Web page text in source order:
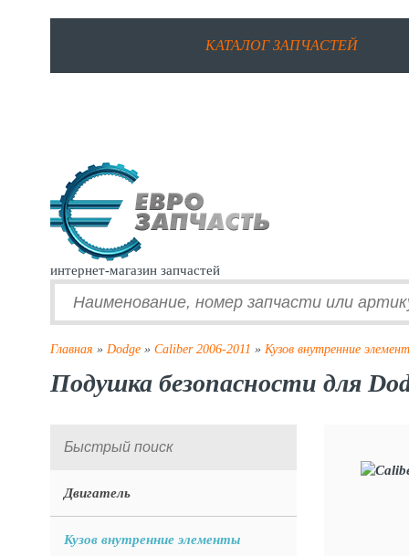
КАТАЛОГ ЗАПЧАСТЕЙ
интернет-магазин запчастей
Главная » Dodge » Caliber 2006-2011 » Кузов внутренние
Подушка безопасности для
Двигатель
Кузов внутренние элементы